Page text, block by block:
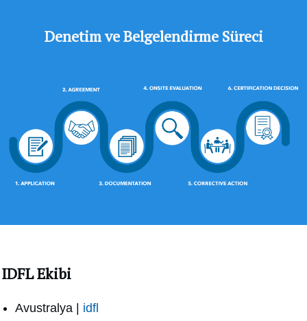
Denetim ve Belgelendirme Süreci
IDFL Ekibi
Avustralya | idfl